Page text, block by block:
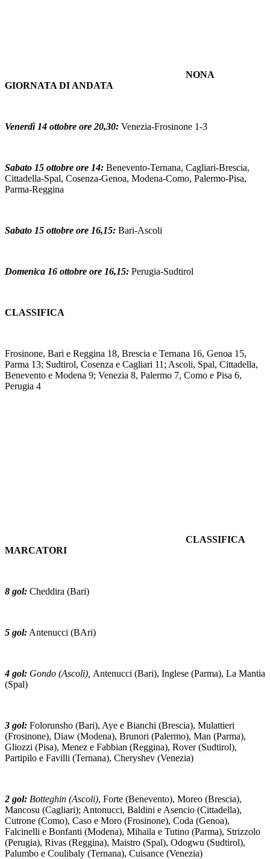
NONA
GIORNATA DI ANDATA
Venerdì 14 ottobre ore 20,30: Venezia-Frosinone 1-3
Sabato 15 ottobre ore 14: Benevento-Ternana, Cagliari-Brescia,
Cittadella-Spal, Cosenza-Genoa, Modena-Como, Palermo-Pisa,
Parma-Reggina
Sabato 15 ottobre ore 16,15: Bari-Ascoli
Domenica 16 ottobre ore 16,15: Perugia-Sudtirol
CLASSIFICA
Frosinone, Bari e Reggina 18, Brescia e Ternana 16, Genoa 15,
Parma 13; Sudtirol, Cosenza e Cagliari 11; Ascoli, Spal, Cittadella,
Benevento e Modena 9; Venezia 8, Palermo 7, Como e Pisa 6,
Perugia 4
CLASSIFICA
MARCATORI
8 gol: Cheddira (Bari)
5 gol: Antenucci (BAri)
4 gol: Gondo (Ascoli), Antenucci (Bari), Inglese (Parma), La Mantia
(Spal)
3 gol: Folorunsho (Bari), Aye e Bianchi (Brescia), Mulattieri
(Frosinone), Diaw (Modena), Brunori (Palermo), Man (Parma),
Gliozzi (Pisa), Menez e Fabbian (Reggina), Rover (Sudtirol),
Partipilo e Favilli (Ternana), Cheryshev (Venezia)
2 gol: Botteghin (Ascoli), Forte (Benevento), Moreo (Brescia),
Mancosu (Cagliari); Antonucci, Baldini e Asencio (Cittadella),
Cutrone (Como), Caso e Moro (Frosinone), Coda (Genoa),
Falcinelli e Bonfanti (Modena), Mihaila e Tutino (Parma), Strizzolo
(Perugia), Rivas (Reggina), Maistro (Spal), Odogwu (Sudtirol),
Palumbo e Coulibaly (Ternana), Cuisance (Venezia)